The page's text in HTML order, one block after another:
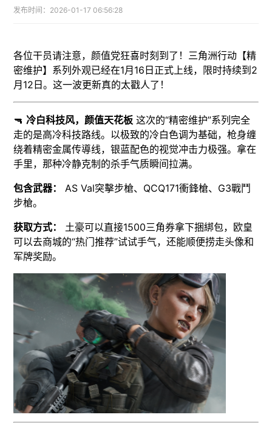
发布时间： 2026-01-17 06:56:28
各位干员请注意，颜值党狂喜时刻到了！三角洲行动【精
密维护】系列外观已经在1月16日正式上线，限时持续到2
月12日。这一波更新真的太戳人了！
🔫冷白科技风，颜值天花板 这次的“精密维护”系列完全
走的是高冷科技路线。以极致的冷白色调为基础，枪身缠
绕着精密金属传導线，银蓝配色的视觉冲击力极强。拿在
手里，那种冷静克制的杀手气质瞬间拉满。
包含武器：
AS Val突擊步槍、QCQ171衝鋒槍、G3戰鬥
步槍。
获取方式：
土豪可以直接1500三角券拿下捆綁包，欧皇
可以去商城的“热门推荐”试试手气，还能顺便捞走头像和
军牌奖励。